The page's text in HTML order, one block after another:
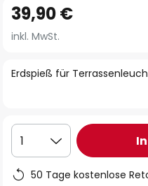
Anfang
der
springen
Erdspieß für
39,90 €
inkl. MwSt.
1
50 Tage kostenlose